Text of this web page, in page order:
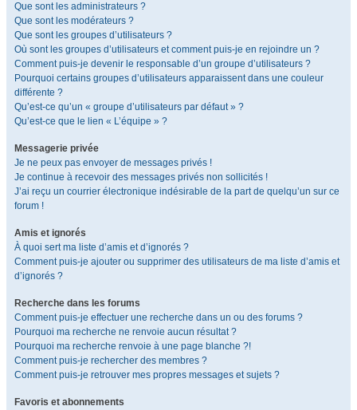
Que sont les administrateurs ?
Que sont les modérateurs ?
Que sont les groupes d’utilisateurs ?
Où sont les groupes d’utilisateurs et comment puis-je en rejoindre un ?
Comment puis-je devenir le responsable d’un groupe d’utilisateurs ?
Pourquoi certains groupes d’utilisateurs apparaissent dans une couleur
différente ?
Qu’est-ce qu’un « groupe d’utilisateurs par défaut » ?
Qu’est-ce que le lien « L’équipe » ?
Messagerie privée
Je ne peux pas envoyer de messages privés !
Je continue à recevoir des messages privés non sollicités !
J’ai reçu un courrier électronique indésirable de la part de quelqu’un sur ce
forum !
Amis et ignorés
À quoi sert ma liste d’amis et d’ignorés ?
Comment puis-je ajouter ou supprimer des utilisateurs de ma liste d’amis et
d’ignorés ?
Recherche dans les forums
Comment puis-je effectuer une recherche dans un ou des forums ?
Pourquoi ma recherche ne renvoie aucun résultat ?
Pourquoi ma recherche renvoie à une page blanche ?!
Comment puis-je rechercher des membres ?
Comment puis-je retrouver mes propres messages et sujets ?
Favoris et abonnements